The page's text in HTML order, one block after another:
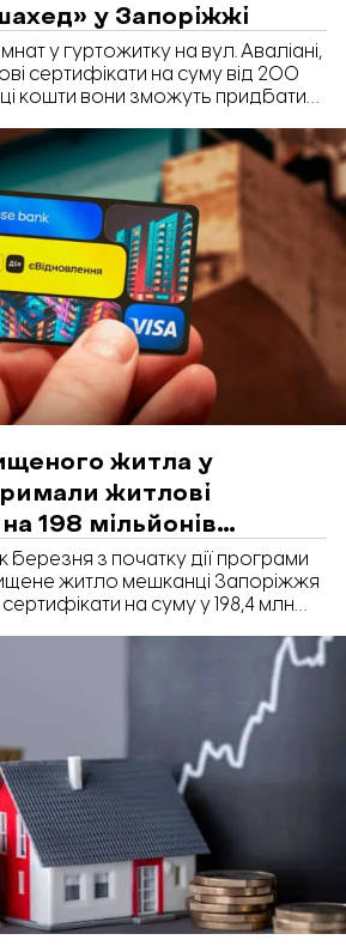
у Запоріжжі
у гуртожитку на вул. Аваліані,
сертифікати на суму від 200
кошти вони зможуть придбати
ЖКГ Запорізької
депутатської комісії з
розвитку, передає «Відбудова.
житла у
житлові
198 мільйонів
з початку дії програми
житло мешканці Запоріжжя
на суму у 198,4 млн
у відповіді на інформаційний